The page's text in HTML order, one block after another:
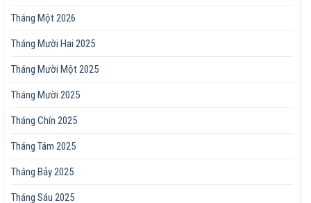
Tháng Một 2026
Tháng Mười Hai 2025
Tháng Mười Một 2025
Tháng Mười 2025
Tháng Chín 2025
Tháng Tám 2025
Tháng Bảy 2025
Tháng Sáu 2025